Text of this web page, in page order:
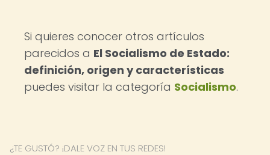
Si quieres conocer otros artículos
parecidos a El Socialismo de Estado:
definición, origen y características
puedes visitar la categoría Socialismo.
¿TE GUSTÓ? ¡DALE VOZ EN TUS REDES!